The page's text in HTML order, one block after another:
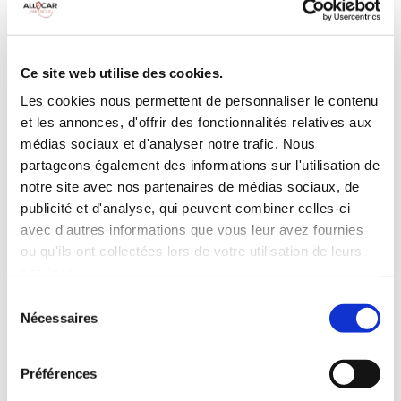
Ce site web utilise des cookies.
Les cookies nous permettent de personnaliser le contenu
et les annonces, d'offrir des fonctionnalités relatives aux
médias sociaux et d'analyser notre trafic. Nous
partageons également des informations sur l'utilisation de
notre site avec nos partenaires de médias sociaux, de
publicité et d'analyse, qui peuvent combiner celles-ci
avec d'autres informations que vous leur avez fournies
ou qu'ils ont collectées lors de votre utilisation de leurs
Nécessaires
Préférences
Galerie de toit Habillage Bois
Camera de recul
Cloison de
INCLUS À LA LOCATION
Killométrage illimité
Assurance tous risques (hors franchise)
Carburant : plein à rendre plein
CONDITIONS DE LOCATION
Age minimum :20 ans